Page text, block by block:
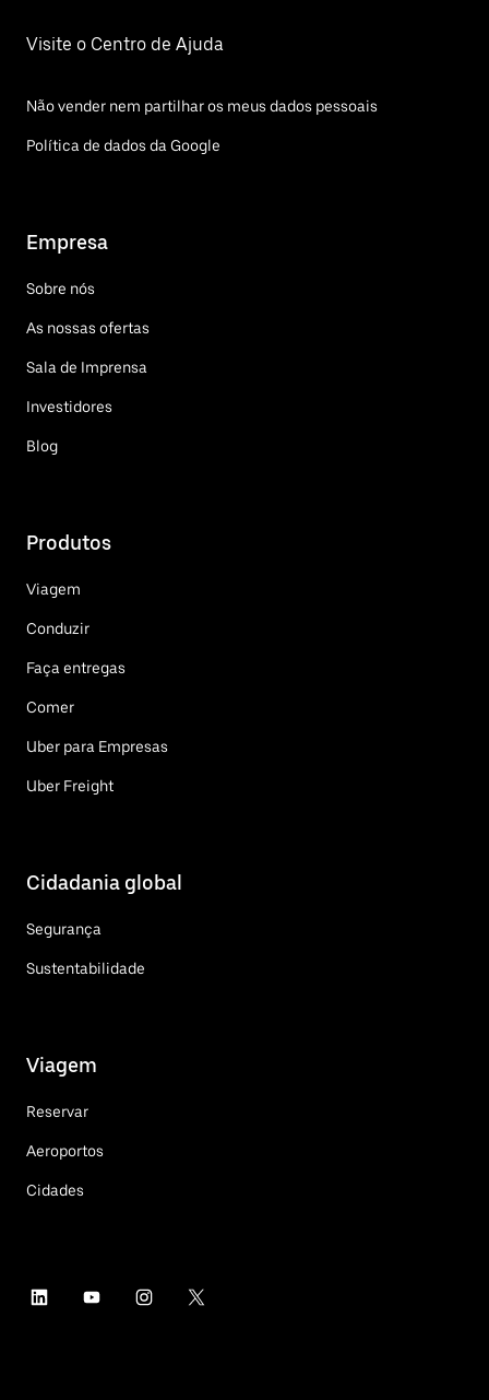
Visite o Centro de Ajuda
Não vender nem partilhar os meus dados pessoais
Política de dados da Google
Empresa
Sobre nós
As nossas ofertas
Sala de Imprensa
Investidores
Blog
Produtos
Viagem
Conduzir
Faça entregas
Comer
Uber para Empresas
Uber Freight
Cidadania global
Segurança
Sustentabilidade
Viagem
Reservar
Aeroportos
Cidades